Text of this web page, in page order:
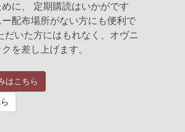
に、 定期購読はいかがです
配布場所がない方にも便利で
だいた方にはもれなく、オヴニ
を差し上げます。
はこちら